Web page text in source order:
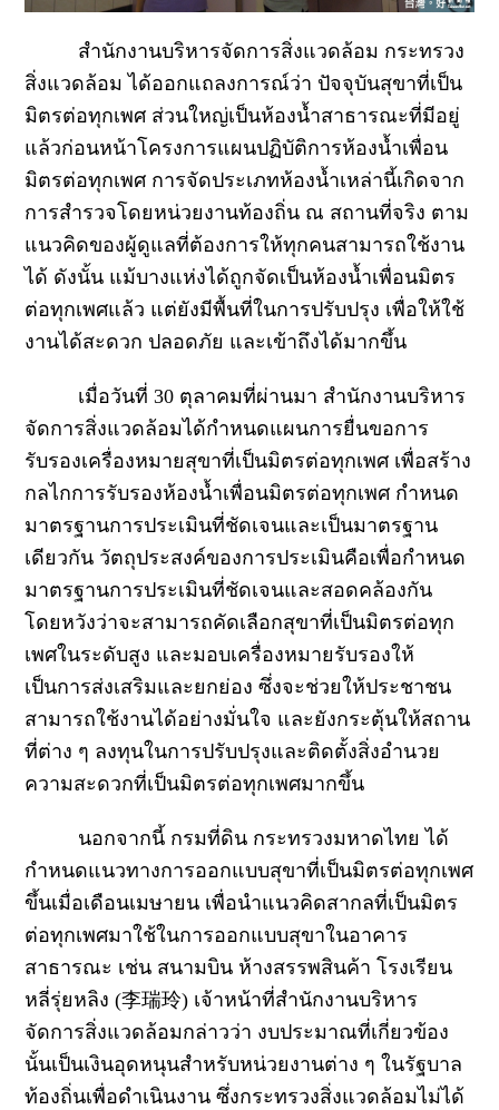
สำนักงานบริหารจัดการสิ่งแวดล้อม กระทรวง
สิ่งแวดล้อม ได้ออกแถลงการณ์ว่า ปัจจุบันสุขาที่เป็น
มิตรต่อทุกเพศ ส่วนใหญ่เป็นห้องน้ำสาธารณะที่มีอยู่
แล้วก่อนหน้าโครงการแผนปฏิบัติการห้องน้ำเพื่อน
มิตรต่อทุกเพศ การจัดประเภทห้องน้ำเหล่านี้เกิดจาก
การสำรวจโดยหน่วยงานท้องถิ่น ณ สถานที่จริง ตาม
แนวคิดของผู้ดูแลที่ต้องการให้ทุกคนสามารถใช้งาน
ได้ ดังนั้น แม้บางแห่งได้ถูกจัดเป็นห้องน้ำเพื่อนมิตร
ต่อทุกเพศแล้ว แต่ยังมีพื้นที่ในการปรับปรุง เพื่อให้ใช้
งานได้สะดวก ปลอดภัย และเข้าถึงได้มากขึ้น
เมื่อวันที่30 ตุลาคมที่ผ่านมา สำนักงานบริหาร
จัดการสิ่งแวดล้อมได้กำหนดแผนการยื่นขอการ
รับรองเครื่องหมายสุขาที่เป็นมิตรต่อทุกเพศ เพื่อสร้าง
กลไกการรับรองห้องน้ำเพื่อนมิตรต่อทุกเพศ กำหนด
มาตรฐานการประเมินที่ชัดเจนและเป็นมาตรฐาน
เดียวกัน วัตถุประสงค์ของการประเมินคือเพื่อกำหนด
มาตรฐานการประเมินที่ชัดเจนและสอดคล้องกัน
โดยหวังว่าจะสามารถคัดเลือกสุขาที่เป็นมิตรต่อทุก
เพศในระดับสูง และมอบเครื่องหมายรับรองให้
เป็นการส่งเสริมและยกย่อง ซึ่งจะช่วยให้ประชาชน
สามารถใช้งานได้อย่างมั่นใจ และยังกระตุ้นให้สถาน
ที่ต่าง ๆ ลงทุนในการปรับปรุงและติดตั้งสิ่งอำนวย
ความสะดวกที่เป็นมิตรต่อทุกเพศมากขึ้น
นอกจากนี้ กรมที่ดิน กระทรวงมหาดไทย ได้
กำหนดแนวทางการออกแบบสุขาที่เป็นมิตรต่อทุกเพศ
ขึ้นเมื่อเดือนเมษายน เพื่อนำแนวคิดสากลที่เป็นมิตร
ต่อทุกเพศมาใช้ในการออกแบบสุขาในอาคาร
สาธารณะ เช่น สนามบิน ห้างสรรพสินค้า โรงเรียน
หลี่รุ่ยหลิง(李瑞玲) เจ้าหน้าที่สำนักงานบริหาร
จัดการสิ่งแวดล้อมกล่าวว่า งบประมาณที่เกี่ยวข้อง
นั้นเป็นเงินอุดหนุนสำหรับหน่วยงานต่าง ๆ ในรัฐบาล
ท้องถิ่นเพื่อดำเนินงาน ซึ่งกระทรวงสิ่งแวดล้อมไม่ได้